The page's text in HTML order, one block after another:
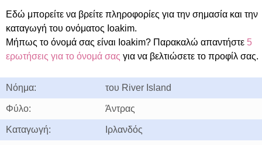
Εδώ μπορείτε να βρείτε πληροφορίες για την σημασία και την
καταγωγή του ονόματος Ioakim.
Μήπως το όνομά σας είναι Ioakim? Παρακαλώ απαντήστε 5
ερωτήσεις για το όνομά σας για να βελτιώσετε το προφίλ σας.
Νόημα: του River Island
Φύλο: Άντρας
Καταγωγή: Ιρλανδός